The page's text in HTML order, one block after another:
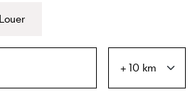
de biens
Louer